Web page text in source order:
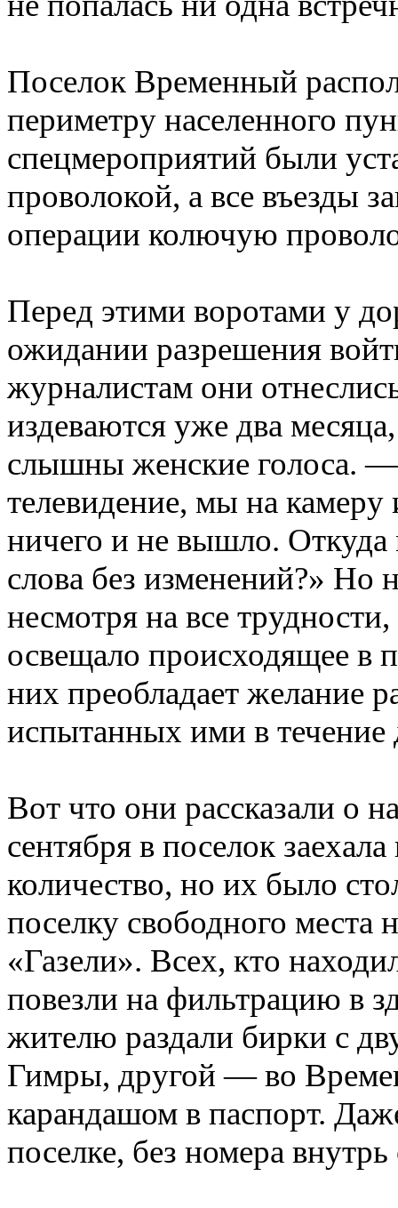
Поселок Временный
периметру населенного
спецмероприятий были
проволокой, а все въезды
операции колючую
Перед этими воротами у
ожидании разрешения
журналистам они
издеваются уже два
слышны женские голоса. —
телевидение, мы на камеру
ничего и не вышло.
слова без изменений?» Но
несмотря на все
освещало происходящее в
них преобладает желание
испытанных ими в течение
Вот что они рассказали о
сентября в поселок
количество, но их было
поселку свободного места
«Газели». Всех, кто
повезли на фильтрацию в
жителю раздали бирки с
Гимры, другой — во
карандашом в паспорт.
поселке, без номера